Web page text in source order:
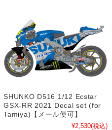
SHUNKO D516 1/12 Ecstar
GSX-RR 2021 Decal set (for
Tamiya)【メール便可】
¥2,530(税込)